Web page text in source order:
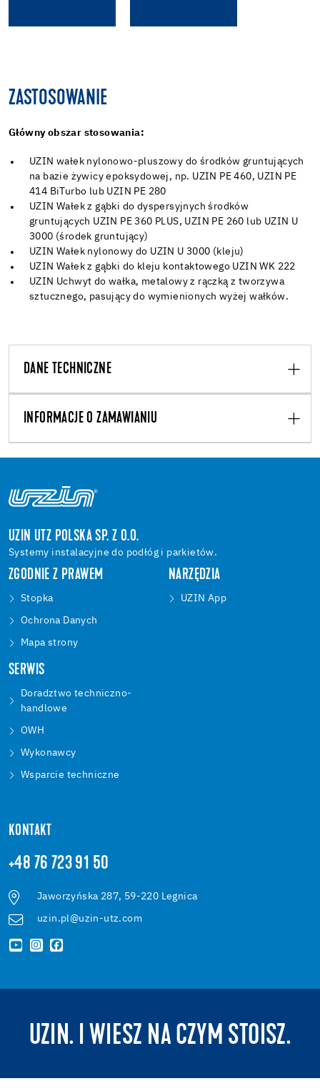
ZASTOSOWANIE
Główny obszar stosowania:
UZIN wałek nylonowo-pluszowy do środków gruntujących
na bazie żywicy epoksydowej, np. UZIN PE 460, UZIN PE
414 BiTurbo lub UZIN PE 280
UZIN Wałek z gąbki do dyspersyjnych środków
gruntujących UZIN PE 360 PLUS, UZIN PE 260 lub UZIN U
3000 (środek gruntujący)
UZIN Wałek nylonowy do UZIN U 3000 (kleju)
UZIN Wałek z gąbki do kleju kontaktowego UZIN WK 222
UZIN Uchwyt do wałka, metalowy z rączką z tworzywa
sztucznego, pasujący do wymienionych wyżej wałków.
DANE TECHNICZNE
INFORMACJE O ZAMAWIANIU
UZIN UTZ POLSKA SP. Z O.O.
Systemy instalacyjne do podłóg i parkietów.
ZGODNIE Z PRAWEM
Stopka
Ochrona Danych
Mapa strony
NARZĘDZIA
UZIN App
SERWIS
Doradztwo techniczno-
handlowe
OWH
Wykonawcy
Wsparcie techniczne
KONTAKT
+48 76 723 91 50
Jaworzyńska 287, 59-220 Legnica
uzin.pl@uzin-utz.com
UZIN. I WIESZ NA CZYM STOISZ.